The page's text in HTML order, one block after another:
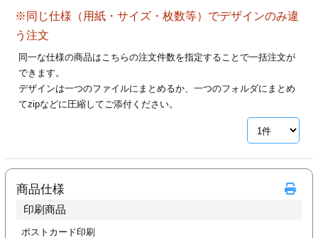
印刷
リーブ
ー印刷
※同じ仕様（用紙・サイズ・枚数等）でデザインのみ違
う注文
同一な仕様の商品はこちらの注文件数を指定することで一括注文が
できます。
デザインは一つのファイルにまとめるか、一つのフォルダにまとめ
てzipなどに圧縮してご添付ください。
商品仕様
印刷商品
ポストカード印刷